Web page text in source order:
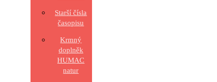
Starší čísla
časopisu
Krmný
doplněk
HUMAC
natur